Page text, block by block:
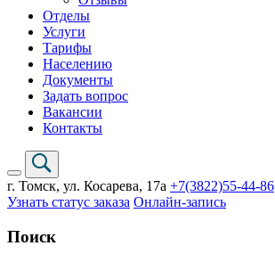
Отделы
Услуги
Тарифы
Населению
Документы
Задать вопрос
Вакансии
Контакты
г. Томск, ул. Косарева, 17а +7(3822)55-44-86
Узнать статус заказа Онлайн-запись
Поиск